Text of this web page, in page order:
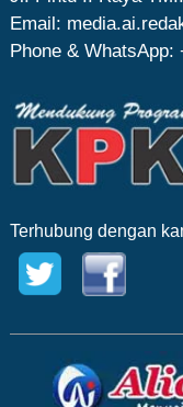
Email:
Phone & WhatsApp:
Terhubung dengan